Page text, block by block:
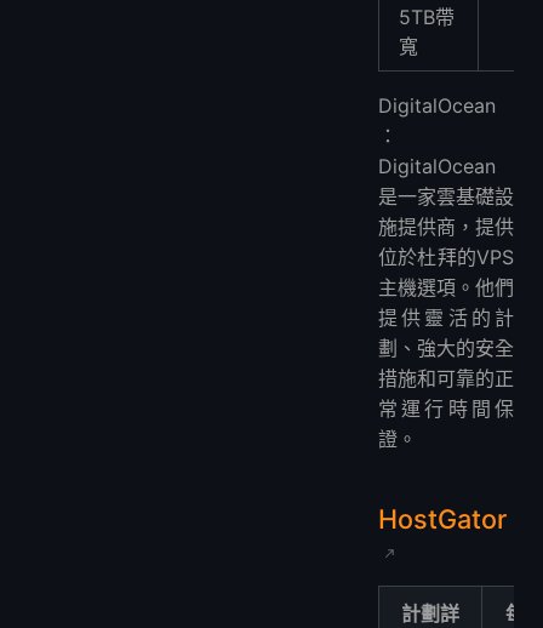
5TB帶
寬
DigitalOcean
：
DigitalOcean
是一家雲基礎設
施提供商，提供
位於杜拜的VPS
主機選項。他們
提供靈活的計
劃、強大的安全
措施和可靠的正
常運行時間保
證。
HostGator
計劃詳
每